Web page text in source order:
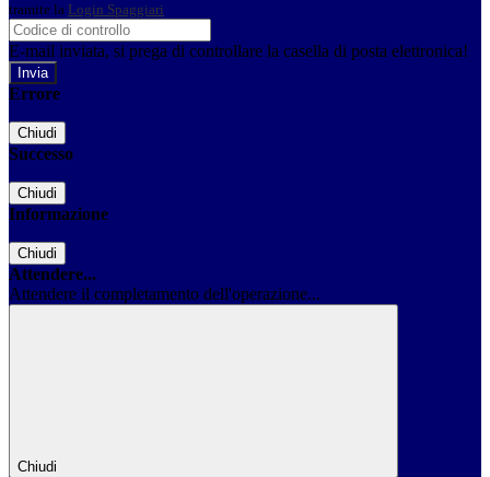
tramite la Login Spaggiari
E-mail inviata, si prega di controllare la casella di posta elettronica!
Errore
Chiudi
Successo
Chiudi
Informazione
Chiudi
Attendere...
Attendere il completamento dell'operazione...
Chiudi